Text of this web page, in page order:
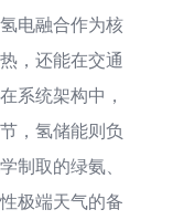
电融合作为核
，还能在交通
系统架构中，
，氢储能则负
制取的绿氨、
极端天气的备